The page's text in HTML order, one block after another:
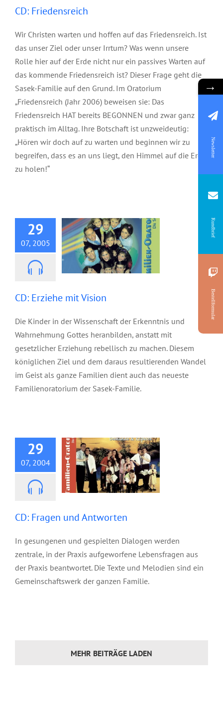
CD: Friedensreich
Wir Christen warten und hoffen auf das Friedensreich. Ist
das unser Ziel oder unser Irrtum? Was wenn unsere
Rolle hier auf der Erde nicht nur ein passives Warten auf
das kommende Friedensreich ist? Dieser Frage geht die
Sasek-Familie auf den Grund. Im Oratorium
„Friedensreich (Jahr 2006) beweisen sie: Das
Friedensreich HAT bereits BEGONNEN und zwar ganz
praktisch im Alltag. Ihre Botschaft ist unzweideutig:
„Hören wir doch auf zu warten und beginnen wir zu
begreifen, dass es an uns liegt, den Himmel auf die Erde
zu holen!“
29
07, 2005
CD: Erziehe mit Vision
Die Kinder in der Wissenschaft der Erkenntnis und
Wahrnehmung Gottes heranbilden, anstatt mit
gesetzlicher Erziehung rebellisch zu machen. Diesem
königlichen Ziel und dem daraus resultierenden Wandel
im Geist als ganze Familien dient auch das neueste
Familienoratorium der Sasek-Familie.
29
07, 2004
CD: Fragen und Antworten
In gesungenen und gespielten Dialogen werden
zentrale, in der Praxis aufgeworfene Lebensfragen aus
der Praxis beantwortet. Die Texte und Melodien sind ein
Gemeinschaftswerk der ganzen Familie.
MEHR BEITRÄGE LADEN
→
Newsletter
Rundbrief
Bestellformular